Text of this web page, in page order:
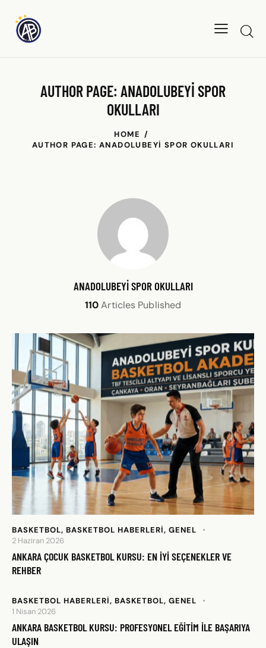
AUTHOR PAGE: ANADOLUBEYI SPOR
OKULLARI
HOME
AUTHOR PAGE: ANADOLUBEYI SPOR OKULLARI
ANADOLUBEYI SPOR OKULLARI
110Articles Published
BASKETBOL, BASKETBOL HABERLERI, GENEL
2 Haziran 2026
ANKARA ÇOCUK BASKETBOL KURSU: EN İYI SEÇENEKLER VE
REHBER
BASKETBOL HABERLERI, BASKETBOL, GENEL
1 Nisan 2026
ANKARA BASKETBOL KURSU: PROFESYONEL EĞITIM ILE BAŞARIYA
ULAŞIN